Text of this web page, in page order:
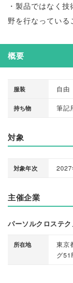
・製品ではなく
野を行なっている
概要
服装 自由
持ち物 筆記
対象
対象年次
主催企業
パーソルクロステ
所在地
東京
グ